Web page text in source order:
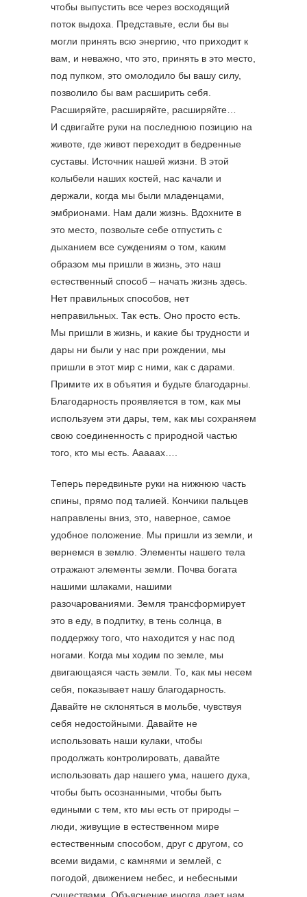
чтобы выпустить все через восходящий
поток выдоха. Представьте, если бы вы
могли принять всю энергию, что приходит к
вам, и неважно, что это, принять в это место,
под пупком, это омолодило бы вашу силу,
позволило бы вам расширить себя.
Расширяйте, расширяйте, расширяйте…
И сдвигайте руки на последнюю позицию на
животе, где живот переходит в бедренные
суставы. Источник нашей жизни. В этой
колыбели наших костей, нас качали и
держали, когда мы были младенцами,
эмбрионами. Нам дали жизнь. Вдохните в
это место, позвольте себе отпустить с
дыханием все суждениям о том, каким
образом мы пришли в жизнь, это наш
естественный способ – начать жизнь здесь.
Нет правильных способов, нет
неправильных. Так есть. Оно просто есть.
Мы пришли в жизнь, и какие бы трудности и
дары ни были у нас при рождении, мы
пришли в этот мир с ними, как с дарами.
Примите их в объятия и будьте благодарны.
Благодарность проявляется в том, как мы
используем эти дары, тем, как мы сохраняем
свою соединенность с природной частью
того, кто мы есть. Ааааах….
Теперь передвиньте руки на нижнюю часть
спины, прямо под талией. Кончики пальцев
направлены вниз, это, наверное, самое
удобное положение. Мы пришли из земли, и
вернемся в землю. Элементы нашего тела
отражают элементы земли. Почва богата
нашими шлаками, нашими
разочарованиями. Земля трансформирует
это в еду, в подпитку, в тень солнца, в
поддержку того, что находится у нас под
ногами. Когда мы ходим по земле, мы
двигающаяся часть земли. То, как мы несем
себя, показывает нашу благодарность.
Давайте не склоняться в мольбе, чувствуя
себя недостойными. Давайте не
использовать наши кулаки, чтобы
продолжать контролировать, давайте
использовать дар нашего ума, нашего духа,
чтобы быть осознанными, чтобы быть
едиными с тем, кто мы есть от природы –
люди, живущие в естественном мире
естественным способом, друг с другом, со
всеми видами, с камнями и землей, с
погодой, движением небес, и небесными